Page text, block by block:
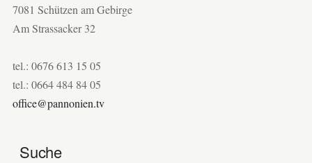
7081 Schützen am Gebirge
Am Strassacker 32
tel.: 0676 613 15 05
tel.: 0664 484 84 05
office@pannonien.tv
Suche